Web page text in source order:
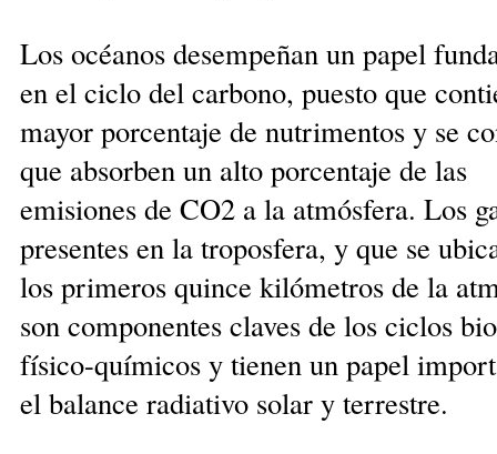
Los océanos desem­pe­ñan un pa­pel
en el ciclo del carbono, puesto que
ma­yor porcentaje de nutri­men­tos y se
que ab­sor­ben un alto por­centaje de las
emisiones de CO2 a la atmósfera. Los
pre­sentes en la troposfera, y que se
los primeros quince kilómetros de la
son componentes claves de los ciclos
físico-químicos y tienen un papel
el balance radiativo solar y terrestre.